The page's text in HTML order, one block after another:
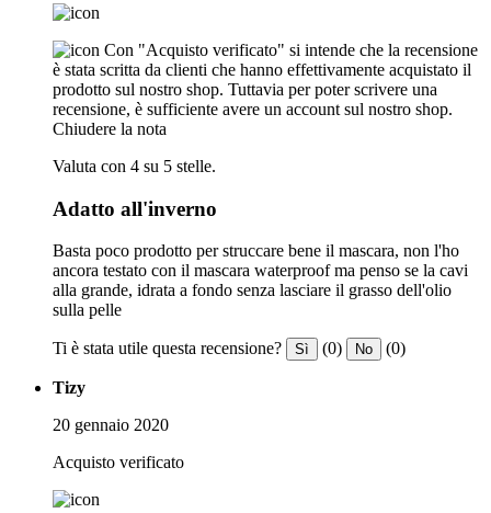
Con "Acquisto verificato" si intende che la recensione
è stata scritta da clienti che hanno effettivamente acquistato il
prodotto sul nostro shop. Tuttavia per poter scrivere una
recensione, è sufficiente avere un account sul nostro shop.
Chiudere la nota
Valuta con 4 su 5 stelle.
Adatto all'inverno
Basta poco prodotto per struccare bene il mascara, non l'ho
ancora testato con il mascara waterproof ma penso se la cavi
alla grande, idrata a fondo senza lasciare il grasso dell'olio
sulla pelle
Ti è stata utile questa recensione? Sì (0) No (0)
Tizy
20 gennaio 2020
Acquisto verificato